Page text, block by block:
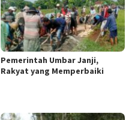
Pemerintah Umbar Janji,
Rakyat yang Memperbaiki